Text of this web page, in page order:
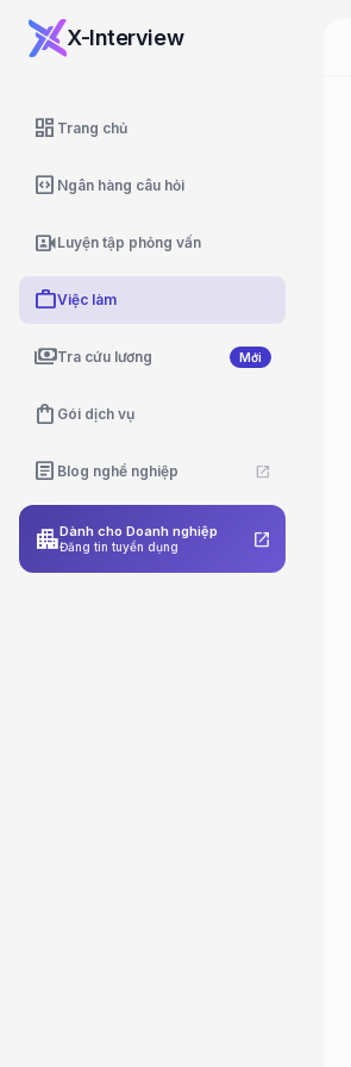
X-Interview
dashboard Trang chủ
code_blocks Ngân hàng câu hỏi
video_camera_frontLuyện tập phỏng vấn
workViệc làm
paymentsTra cứu lương Mới
shopping_bag Gói dịch vụ
article Blog nghề nghiệp open_in_new
apartmentDành cho Doanh nghiệp
Đăng tin tuyển dụng open_in_new